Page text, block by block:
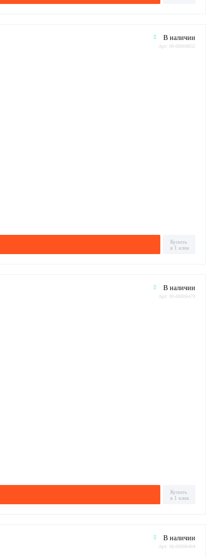
В наличии
Арт: 00-00008832
Купить
в 1 клик
В наличии
Арт: 00-00006479
Купить
в 1 клик
В наличии
Арт: 00-00006464